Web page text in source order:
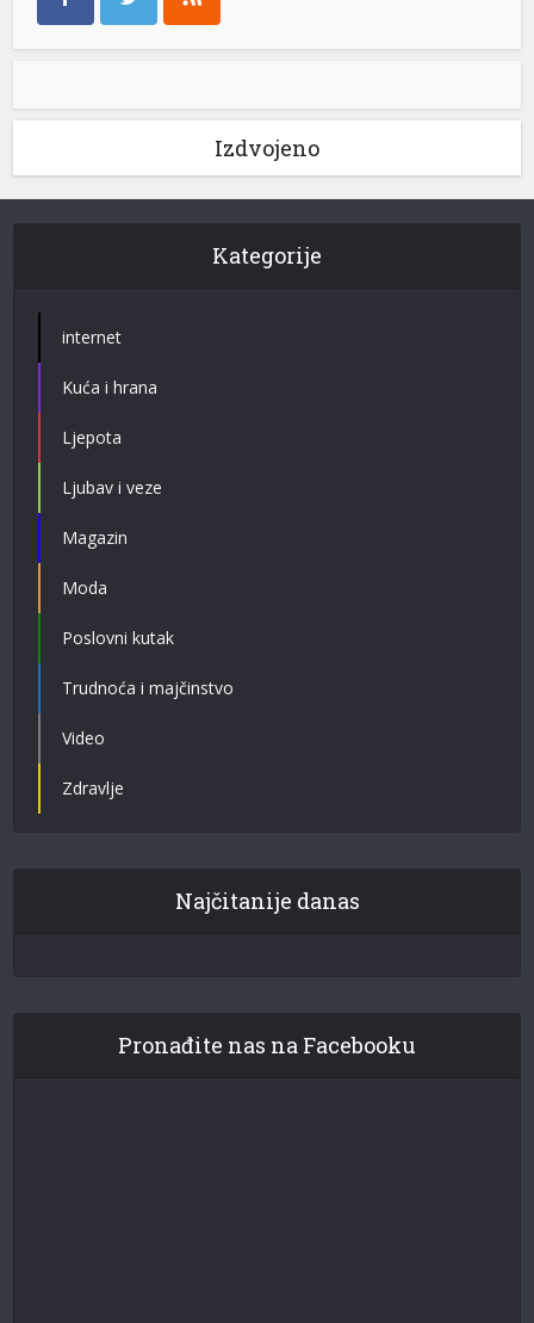
Izdvojeno
Kategorije
internet
Kuća i hrana
Ljepota
Ljubav i veze
Magazin
Moda
Poslovni kutak
Trudnoća i majčinstvo
Video
Zdravlje
Najčitanije danas
Pronađite nas na Facebooku